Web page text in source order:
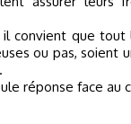
il convient que
ou pas, soient
réponse face au